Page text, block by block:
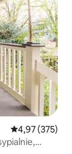
Średnia
4,97 (375)